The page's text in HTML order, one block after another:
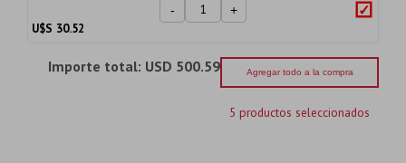
- +
U$S 30.52
Importe total: USD 500.59 Agregar todo a la compra
5 productos seleccionados